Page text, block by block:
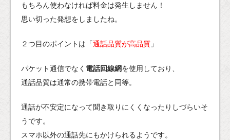
もちろん使わなければ料金は発生しません！
思い切った発想をしましたね。
２つ目のポイントは「通話品質が高品質 」
パケット通信でなく 電話回線網を使用しており、
通話品質は通常の携帯電話と同等。
通話が不安定になって聞き取りにくくなったりしづらいそ
うです。
スマホ以外の通話先にもかけられるようです。